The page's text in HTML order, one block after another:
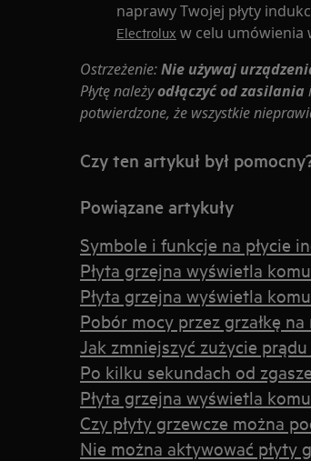
naprawy Twojej płyty
Electrolux w celu umówienia
Ostrzeżenie:Nie używaj
Płytę należyodłączyć od zasilania i
potwierdzone, że wszystkie
Czy ten artykuł był
Powiązane artykuły
Symbole i funkcje na płycie
Płyta grzejna wyświetla
Płyta grzejna wyświetla
Pobór mocy przez grzałkę
Jak zmniejszyć zużycie
Po kilku sekundach od
Płyta grzejna wyświetla
Czy płyty grzewcze można
Nie można aktywować płyty